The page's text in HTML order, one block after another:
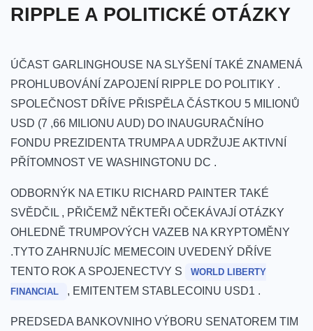
RIPPLE A POLITICKÉ OTÁZKY
ÚČAST GARLINGHOUSE‌ NA ‍SLYŠENÍ TAKÉ ZNAMENÁ
PROHLUBOVÁNÍ​ ZAPOJENÍ ‌RIPPLE DO⁤ POLITIKY ⁢.
SPOLEČNOST​ DŘÍVE PŘISPĚLA ČÁSTKOU 5‌ MILIONŮ
USD (7 ,66 MILIONU ​AUD) DO INAUGURAČNÍHO
FONDU PREZIDENTA ‌TRUMPA A UDRŽUJE⁢ AKTIVNÍ
PŘÍTOMNOST​ VE WASHINGTONU DC .​
ODBORNÝK NA ETIKU RICHARD PAINTER TAKÉ
SVĚDČIL ,⁢ PŘIČEMŽ NĚKTEŘI OČEKÁVAJÍ ​OTÁZKY
OHLEDNĚ TRUMPOVÝCH⁣ VAZEB NA KRYPTOMĚNY
.TYTO ZAHRNUJÍC MEMECOIN UVEDENÝ DŘÍVE
TENTO ROK A ‌SPOJENECTVY‍ S
WORLD LIBERTY
FINANCIAL
, EMITENTEM STABLECOINU USD1 .‌
PREDSEDA BANKOVNIHO​ VÝBORU SENATOREM​ TIM‍